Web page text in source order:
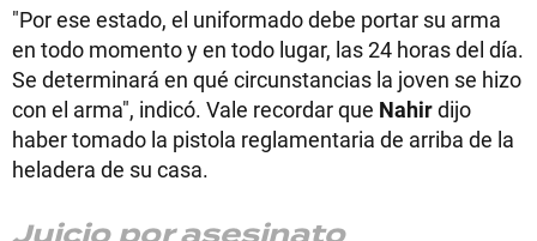
"Por ese estado, el uniformado debe portar su arma
en todo momento y en todo lugar, las 24 horas del día.
Se determinará en qué circunstancias la joven se hizo
con el arma", indicó. Vale recordar que Nahirdijo
haber tomado la pistola reglamentaria de arriba de la
heladera de su casa.